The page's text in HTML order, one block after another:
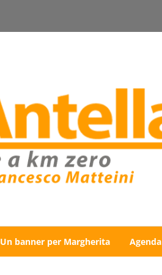
Un banner per Margherita Agenda